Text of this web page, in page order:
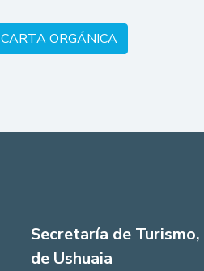
CARTA ORGÁNICA
Secretaría de
de Ushuaia